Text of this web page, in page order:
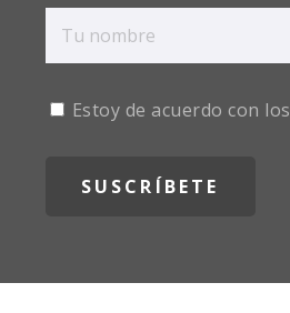
Estoy de acuerdo con los